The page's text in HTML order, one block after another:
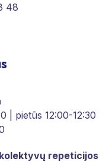
48
| pietūs 12:00-12:30
repeticijos